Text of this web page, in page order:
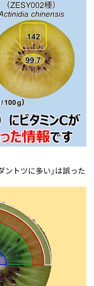
ントツに多い」は誤った